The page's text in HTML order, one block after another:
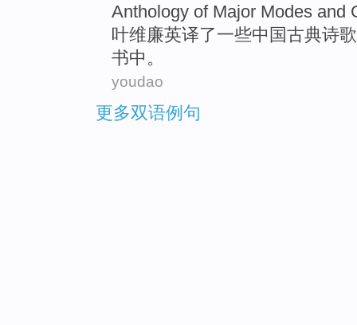
Anthology of Major Modes and
叶维廉英译了一些中国古典诗歌
书中。
youdao
更多双语例句